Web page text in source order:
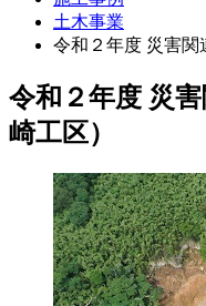
土木事業
令和２年度 災害関
令和２年度 災
崎工区）